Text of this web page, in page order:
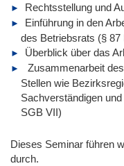
Rechtsstellung und
Einführung in den
des Betriebsrats (§
Überblick über das
Zusammenarbeit
Stellen wie
Sachverständigen
SGB VII)
Dieses Seminar führen
durch.